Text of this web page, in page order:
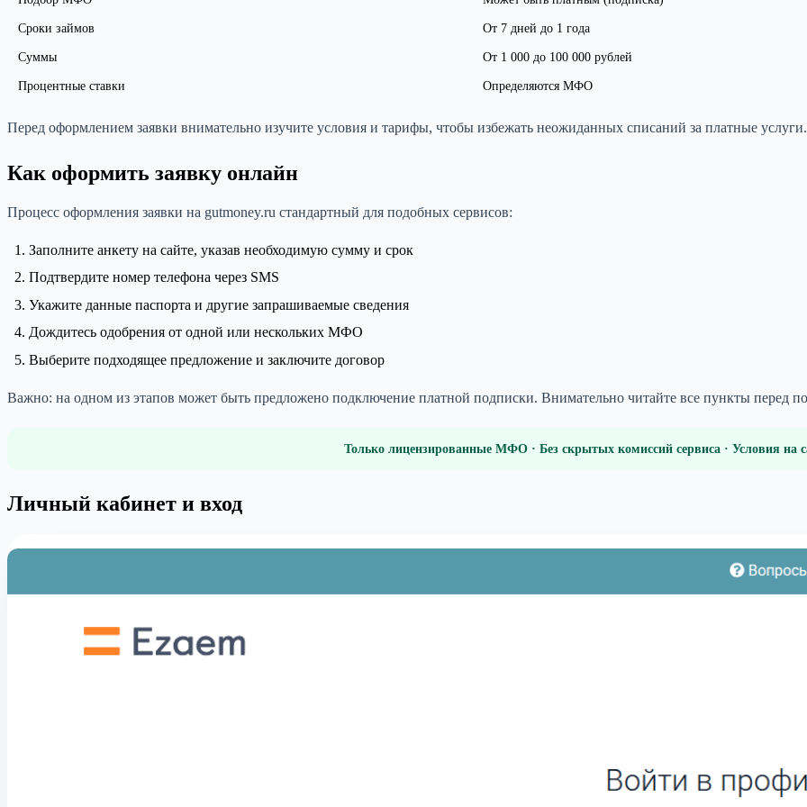
Сроки займов От 7 дней до 1 года
Суммы От 1 000 до 100 000 рублей
Процентные ставки Определяются МФО
Перед оформлением заявки внимательно изучите условия и тарифы, чтобы избежать неожиданных списаний за платные услуги.
Как оформить заявку онлайн
Процесс оформления заявки на gutmoney.ru стандартный для подобных сервисов:
Заполните анкету на сайте, указав необходимую сумму и срок
Подтвердите номер телефона через SMS
Укажите данные паспорта и другие запрашиваемые сведения
Дождитесь одобрения от одной или нескольких МФО
Выберите подходящее предложение и заключите договор
Важно: на одном из этапов может быть предложено подключение платной подписки. Внимательно читайте все пункты перед
Только лицензированные МФО · Без скрытых комиссий сервиса · Условия на
Личный кабинет и вход